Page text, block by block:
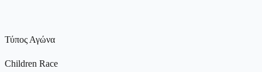
Τύπος Αγώνα
Children Race